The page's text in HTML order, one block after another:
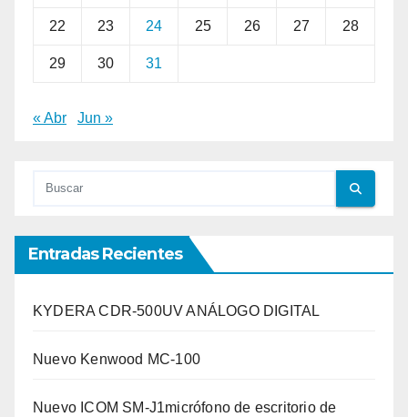
22 23 24 25 26 27 28
29 30 31
« Abr Jun »
Entradas Recientes
KYDERA CDR-500UV ANÁLOGO DIGITAL
Nuevo Kenwood MC-100
Nuevo ICOM SM-J1micrófono de escritorio de